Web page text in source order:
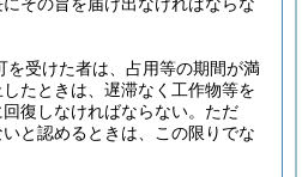
を受けた者は、占用等の期間が満
たときは、遅滞なく工作物等を
復しなければならない。 ただ
と認めるときは、この限りでな